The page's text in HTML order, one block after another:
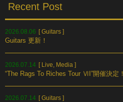
Recent Post
2026.08.06 [Guitars ]
Guitars 更新！
2026.07.14 [ Live Media ]
“The Rags To Riches Tour ⅥI”開催決定！
2026.07.14 [Guitars ]